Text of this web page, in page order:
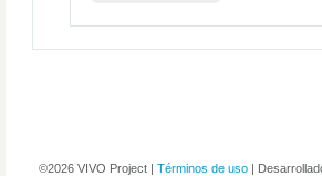
©2026 VIVO Project | Términos de uso |